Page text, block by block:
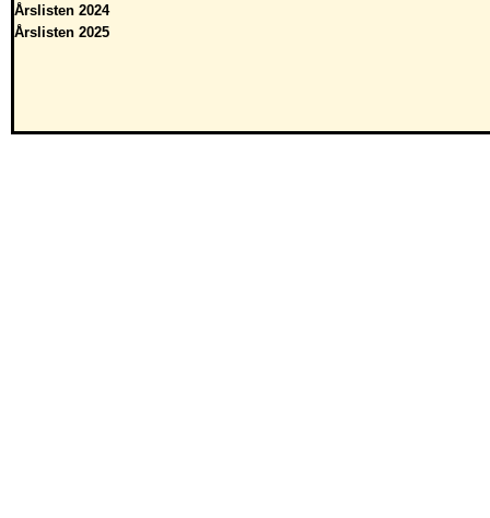
Årslisten 2024
Årslisten 2025